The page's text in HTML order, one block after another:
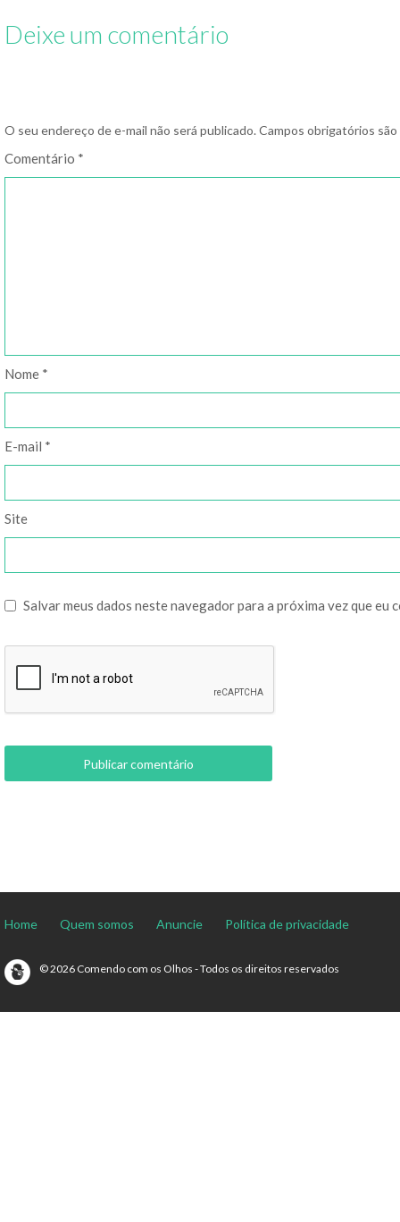
Deixe um comentário
O seu endereço de e-mail não será publicado. Campos obrigatórios
Comentário *
Nome *
E-mail *
Site
Salvar meus dados neste navegador para a próxima vez que eu
Home Quem somos Anuncie Política de privacidade
© 2026 Comendo com os Olhos - Todos os direitos reservados